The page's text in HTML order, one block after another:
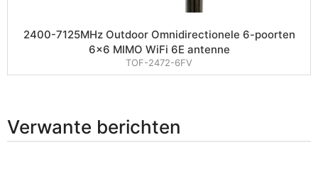
2400-7125MHz Outdoor Omnidirectionele 6-poorten
6×6 MIMO WiFi 6E antenne
TOF-2472-6FV
Verwante berichten